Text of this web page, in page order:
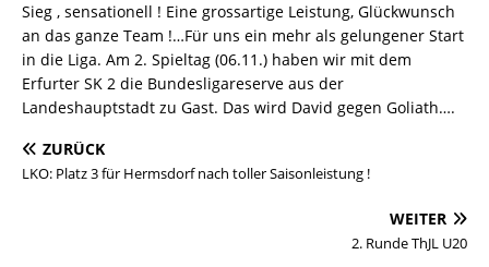
Sieg , sensationell ! Eine grossartige Leistung, Glückwunsch
an das ganze Team !…Für uns ein mehr als gelungener Start
in die Liga. Am 2. Spieltag (06.11.) haben wir mit dem
Erfurter SK 2 die Bundesligareserve aus der
Landeshauptstadt zu Gast. Das wird David gegen Goliath….
ZURÜCK
LKO: Platz 3 für Hermsdorf nach toller Saisonleistung !
WEITER
2. Runde ThJL U20